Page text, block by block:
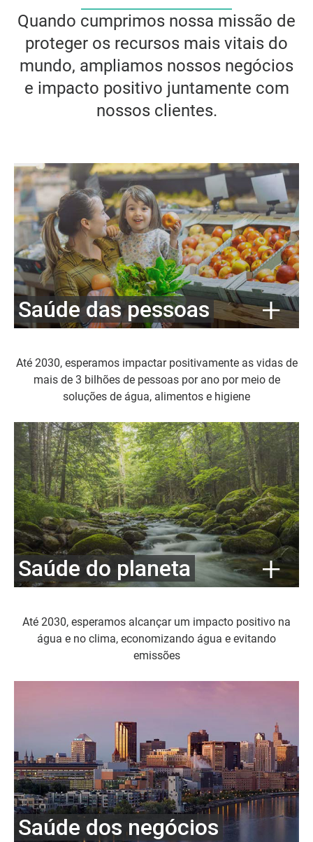
Quando cumprimos nossa missão de
proteger os recursos mais vitais do
mundo, ampliamos nossos negócios
e impacto positivo juntamente com
nossos clientes.
Saúde das pessoas
Até 2030, esperamos impactar positivamente as vidas de
mais de 3 bilhões de pessoas por ano por meio de
soluções de água, alimentos e higiene
Saúde do planeta
Até 2030, esperamos alcançar um impacto positivo na
água e no clima, economizando água e evitando
emissões
Saúde dos negócios